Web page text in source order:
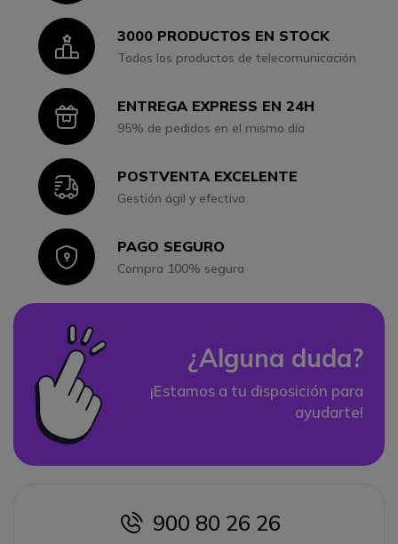
Icon3000 PRODUCTOS EN STOCK
Todos los productos de telecomunicación
IconENTREGA EXPRESS EN 24H
95% de pedidos en el mismo día
IconPOSTVENTA EXCELENTE
Gestión ágil y efectiva
IconPAGO SEGURO
Compra 100% segura
¿Alguna duda?
¡Estamos a tu disposición para
ayudarte!
icon
900 80 26 26